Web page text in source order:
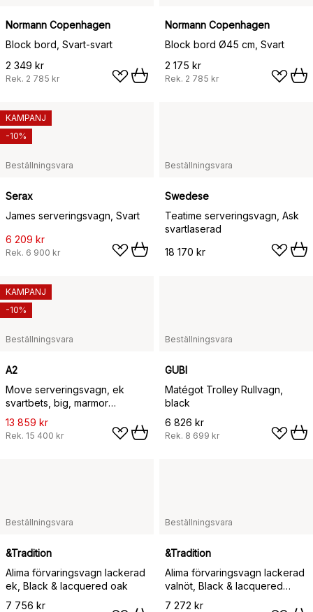
Normann Copenhagen
Block bord, Svart-svart
2 349 kr
Rek. 2 785 kr
Normann Copenhagen
Block bord Ø45 cm, Svart
2 175 kr
Rek. 2 785 kr
Beställningsvara
Serax
James serveringsvagn, Svart
6 209 kr
Rek. 6 900 kr
KAMPANJ
-10%
Beställningsvara
Swedese
Teatime serveringsvagn, Ask
svartlaserad
18 170 kr
Beställningsvara
A2
Move serveringsvagn, ek
svartbets, big, marmor
marquina, glas
13 859 kr
Rek. 15 400 kr
KAMPANJ
-10%
Beställningsvara
GUBI
Matégot Trolley Rullvagn,
black
6 826 kr
Rek. 8 699 kr
Beställningsvara
&Tradition
Alima förvaringsvagn lackerad
ek, Black & lacquered oak
7 756 kr
Beställningsvara
&Tradition
Alima förvaringsvagn lackerad
valnöt, Black & lacquered
walnut
7 272 kr